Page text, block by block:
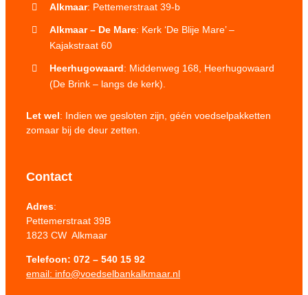
Alkmaar: Pettemerstraat 39-b
Alkmaar – De Mare: Kerk ‘De Blije Mare’ –
Kajakstraat 60
Heerhugowaard: Middenweg 168, Heerhugowaard
(De Brink – langs de kerk).
Let wel: Indien we gesloten zijn, géén voedselpakketten
zomaar bij de deur zetten.
Contact
Adres:
Pettemerstraat 39B
1823 CW Alkmaar
Telefoon: 072 – 540 15 92
email: info@voedselbankalkmaar.nl